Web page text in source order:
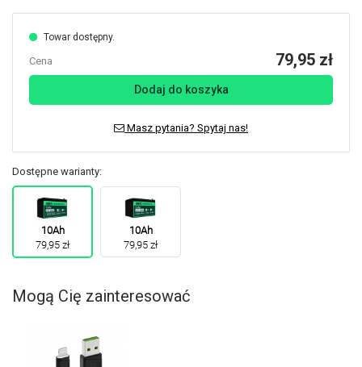
Towar dostępny.
Cena 79,95 zł
Dodaj do koszyka
Masz pytania? Spytaj nas!
Dostępne warianty:
10Ah
79,95 zł
10Ah
79,95 zł
Mogą Cię zainteresować